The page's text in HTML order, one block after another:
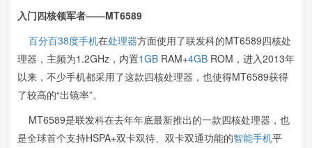
入门四核领军者——MT6589
百分百38度手机在处理器方面使用了联发科的MT6589四核处
理器，主频为1.2GHz，内置1GB RAM+4GB ROM，进入2013年
以来，不少手机都采用了这款四核处理器，也使得MT6589获得
了较高的“出镜率”。
MT6589是联发科在去年年底最新推出的一款四核处理器，也
是全球首个支持HSPA+双卡双待、双卡双通功能的智能手机平